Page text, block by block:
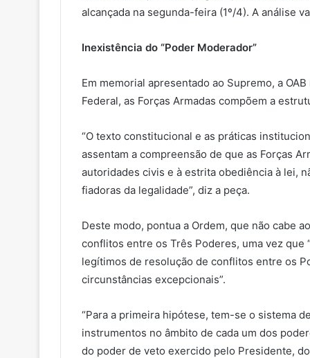
alcançada na segunda-feira (1º/4). A análise
Inexistência do “Poder Moderador”
Em memorial apresentado ao Supremo, a
Federal, as Forças Armadas compõem a
“O texto constitucional e as práticas
assentam a compreensão de que as Forças
autoridades civis e à estrita obediência à lei,
fiadoras da legalidade”, diz a peça.
Deste modo, pontua a Ordem, que não cabe
conflitos entre os Três Poderes, uma vez
legítimos de resolução de conflitos entre os
circunstâncias excepcionais”.
“Para a primeira hipótese, tem-se o sistema
instrumentos no âmbito de cada um dos
do poder de veto exercido pelo Presidente,